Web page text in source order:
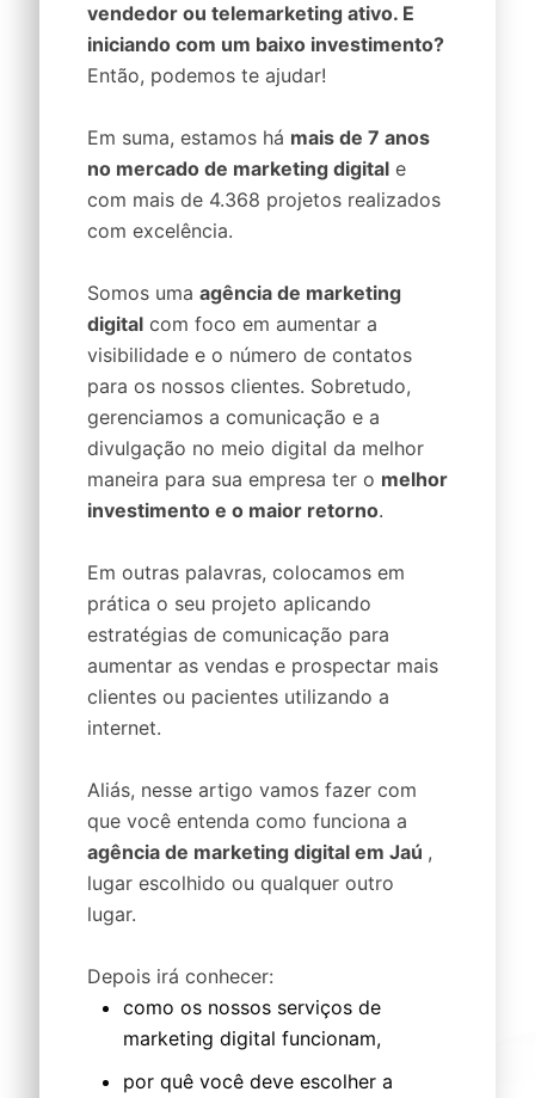
vendedor ou telemarketing ativo. E
iniciando com um baixo investimento?
Então, podemos te ajudar!
Em suma, estamos há mais de 7 anos
no mercado de marketing digital e
com mais de 4.368 projetos realizados
com excelência.
Somos uma agência de marketing
digital com foco em aumentar a
visibilidade e o número de contatos
para os nossos clientes. Sobretudo,
gerenciamos a comunicação e a
divulgação no meio digital da melhor
maneira para sua empresa ter o melhor
investimento e o maior retorno.
Em outras palavras, colocamos em
prática o seu projeto aplicando
estratégias de comunicação para
aumentar as vendas e prospectar mais
clientes ou pacientes utilizando a
internet.
Aliás, nesse artigo vamos fazer com
que você entenda como funciona a
agência de marketing digital em Jaú ,
lugar escolhido ou qualquer outro
lugar.
Depois irá conhecer:
como os nossos serviços de
marketing digital funcionam,
por quê você deve escolher a